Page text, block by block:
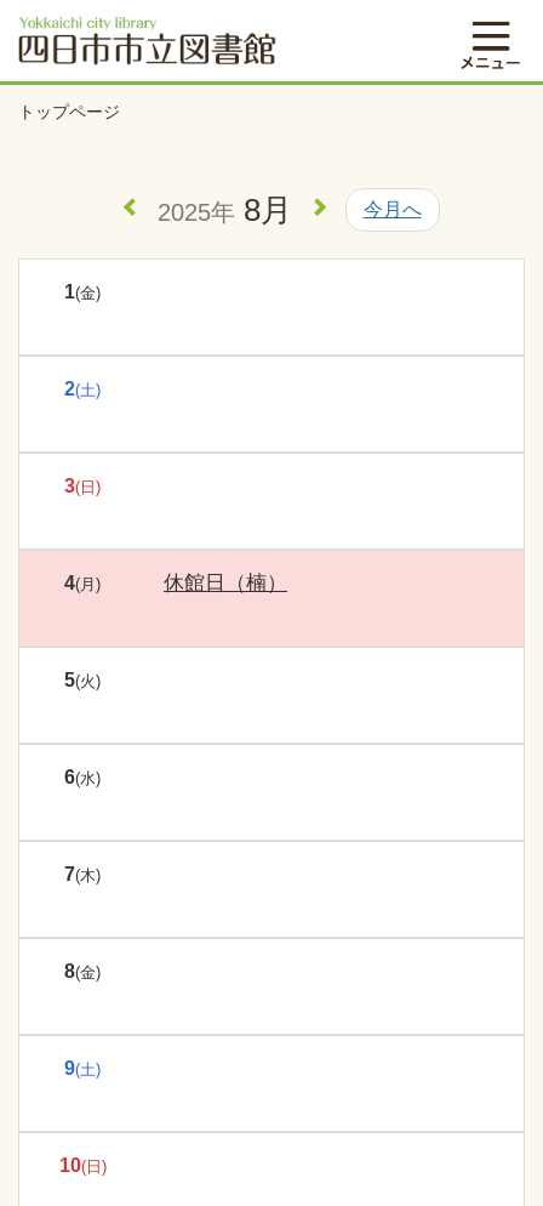
トップページ
2025年 8月 今月へ
1(金)
2(土)
3(日)
4(月) 休館日（楠）
5(火)
6(水)
7(木)
8(金)
9(土)
10(日)